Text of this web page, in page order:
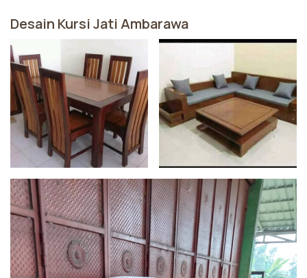
Desain Kursi Jati Ambarawa